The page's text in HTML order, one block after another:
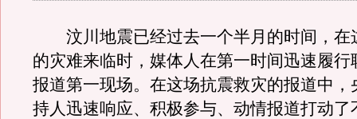
汶川地震已经过去一个半月的时间，在
的灾难来临时，媒体人在第一时间迅速履行
报道第一现场。在这场抗震救灾的报道中，
持人迅速响应、积极参与、动情报道打动了